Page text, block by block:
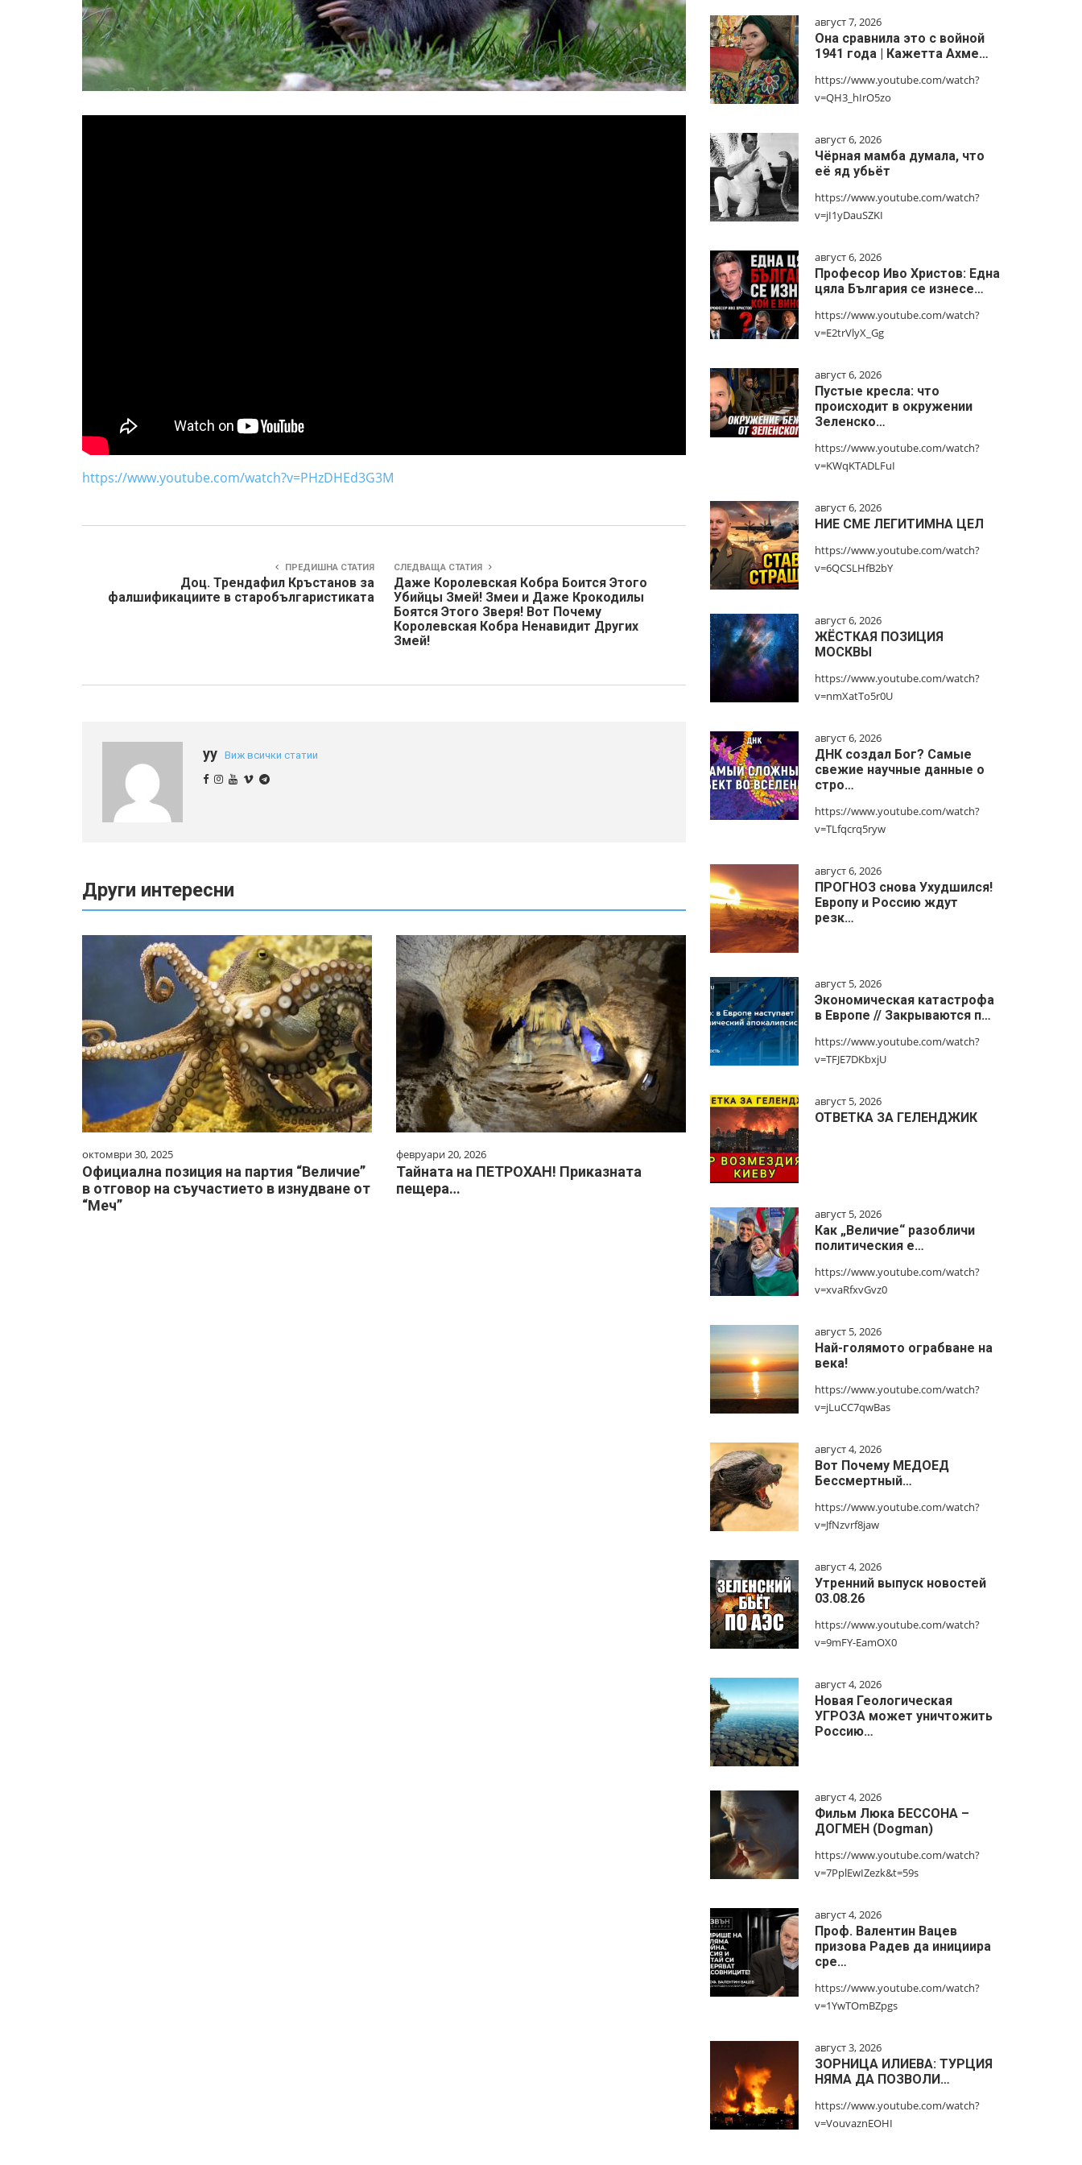
https://www.youtube.com/watch?v=PHzDHEd3G3M
ПРЕДИШНА СТАТИЯ
Доц. Трендафил Кръстанов за
фалшификациите в старобългаристиката
СЛЕДВАЩА СТАТИЯ
Даже Королевская Кобра Боится Этого
Убийцы Змей! Змеи и Даже Крокодилы
Боятся Этого Зверя! Вот Почему
Королевская Кобра Ненавидит Других
Змей!
yy Виж всички статии
Други интересни
октомври 30, 2025
Официална позиция на партия “Величие”
в отговор на съучастието в изнудване от
“Меч”
февруари 20, 2026
Тайната на ПЕТРОХАН! Приказната
пещера…
август 7, 2026
Она сравнила это с войной
1941 года | Кажетта Ахме…
https://www.youtube.com/watch?
v=QH3_hIrO5zo
август 6, 2026
Чёрная мамба думала, что
её яд убьёт
https://www.youtube.com/watch?
v=jI1yDauSZKI
август 6, 2026
Професор Иво Христов: Една
цяла България се изнесе…
https://www.youtube.com/watch?
v=E2trVlyX_Gg
август 6, 2026
Пустые кресла: что
происходит в окружении
Зеленско…
https://www.youtube.com/watch?
v=KWqKTADLFuI
август 6, 2026
НИЕ СМЕ ЛЕГИТИМНА ЦЕЛ
https://www.youtube.com/watch?
v=6QCSLHfB2bY
август 6, 2026
ЖЁСТКАЯ ПОЗИЦИЯ
МОСКВЫ
https://www.youtube.com/watch?
v=nmXatTo5r0U
август 6, 2026
ДНК создал Бог? Самые
свежие научные данные о
стро…
https://www.youtube.com/watch?
v=TLfqcrq5ryw
август 6, 2026
ПРОГНОЗ снова Ухудшился!
Европу и Россию ждут
резк…
август 5, 2026
Экономическая катастрофа
в Европе // Закрываются п…
https://www.youtube.com/watch?
v=TFJE7DKbxjU
август 5, 2026
ОТВЕТКА ЗА ГЕЛЕНДЖИК
август 5, 2026
Как „Величие“ разобличи
политическия е…
https://www.youtube.com/watch?
v=xvaRfxvGvz0
август 5, 2026
Най-голямото ограбване на
века!
https://www.youtube.com/watch?
v=jLuCC7qwBas
август 4, 2026
Вот Почему МЕДОЕД
Бессмертный…
https://www.youtube.com/watch?
v=JfNzvrf8jaw
август 4, 2026
Утренний выпуск новостей
03.08.26
https://www.youtube.com/watch?
v=9mFY-EamOX0
август 4, 2026
Новая Геологическая
УГРОЗА может уничтожить
Россию…
август 4, 2026
Фильм Люка БЕССОНА –
ДОГМЕН (Dogman)
https://www.youtube.com/watch?
v=7PplEwIZezk&t=59s
август 4, 2026
Проф. Валентин Вацев
призова Радев да инициира
сре…
https://www.youtube.com/watch?
v=1YwTOmBZpgs
август 3, 2026
ЗОРНИЦА ИЛИЕВА: ТУРЦИЯ
НЯМА ДА ПОЗВОЛИ…
https://www.youtube.com/watch?
v=VouvaznEOHI